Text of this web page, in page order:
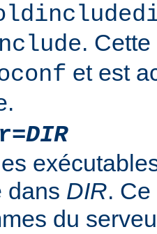
.
et est
DIR
dans DIR.
du